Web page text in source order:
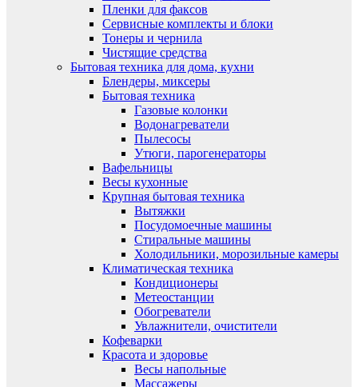
Пленки для факсов
Сервисные комплекты и блоки
Тонеры и чернила
Чистящие средства
Бытовая техника для дома, кухни
Блендеры, миксеры
Бытовая техника
Газовые колонки
Водонагреватели
Пылесосы
Утюги, парогенераторы
Вафельницы
Весы кухонные
Крупная бытовая техника
Вытяжки
Посудомоечные машины
Стиральные машины
Холодильники, морозильные камеры
Климатическая техника
Кондиционеры
Метеостанции
Обогреватели
Увлажнители, очистители
Кофеварки
Красота и здоровье
Весы напольные
Массажеры